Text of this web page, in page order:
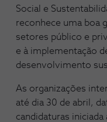
Social e
reconhece uma boa
setores público e
e à implementação
desenvolvimento
As organizações
até dia 30 de abril,
candidaturas iniciada